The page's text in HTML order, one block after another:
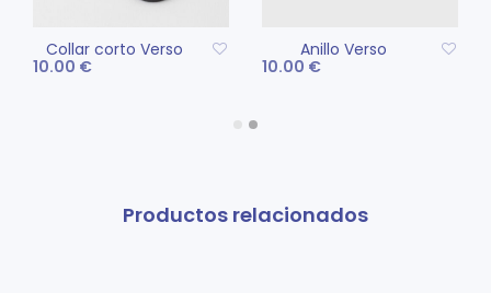
Collar corto Verso
10.00 €
producto
variantes.
Anillo Verso
10.00 €
Productos relacionados